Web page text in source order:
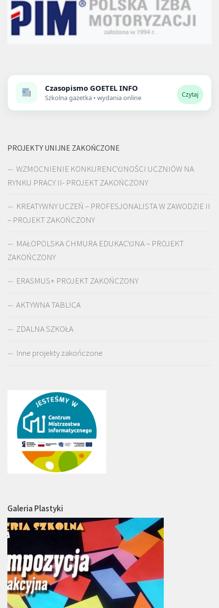
Czasopismo GOETEL INFO
Szkolna gazetka • wydania online Czytaj
PROJEKTY UNIJNE ZAKOŃCZONE
WZMOCNIENIE KONKURENCYJNOŚCI UCZNIÓW NA
RYNKU PRACY II- PROJEKT ZAKOŃCZONY
KREATYWNY UCZEŃ – PROFESJONALISTA W ZAWODZIE II
– PROJEKT ZAKOŃCZONY
MAŁOPOLSKA CHMURA EDUKACYJNA – PROJEKT
ZAKOŃCZONY
ERASMUS+ PROJEKT ZAKOŃCZONY
AKTYWNA TABLICA
ZDALNA SZKOŁA
Inne projekty zakończone
Galeria Plastyki